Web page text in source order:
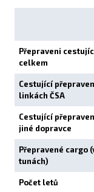
Přepraveni
celkem
Cestující
linkách ČSA
Cestující
jiné dopravce
Přepravené cargo
tunách)
Počet letů